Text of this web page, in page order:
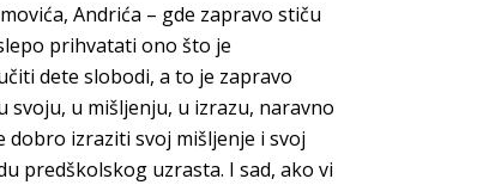
Andrića – gde zapravo stiču
prihvatati ono što je
dete slobodi, a to je zapravo
u mišljenju, u izrazu, naravno
izraziti svoj mišljenje i svoj
predškolskog uzrasta. I sad, ako vi